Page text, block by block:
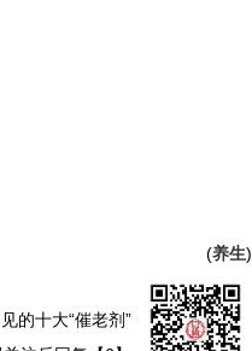
(养生)
的十大“催老剂”